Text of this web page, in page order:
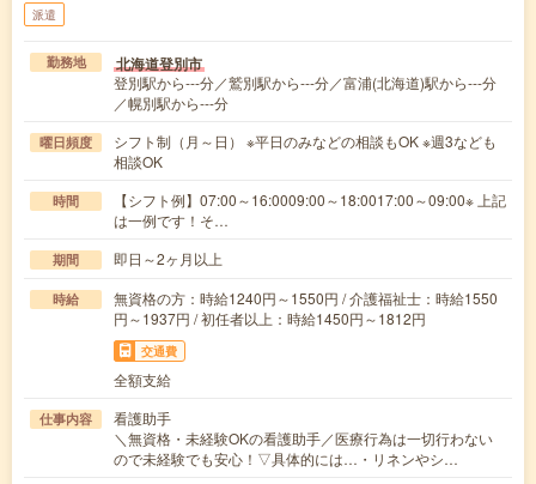
派遣
勤務地 北海道登別市
登別駅から---分／鷲別駅から---分／富浦(北海道)駅から---分
／幌別駅から---分
曜日頻度
シフト制（月～日） ※平日のみなどの相談もOK ※週3なども
相談OK
時間
【シフト例】07:00～16:0009:00～18:0017:00～09:00※ 上記
は一例です！そ…
期間 即日～2ヶ月以上
時給
無資格の方：時給1240円～1550円 / 介護福祉士：時給1550
円～1937円 / 初任者以上：時給1450円～1812円
交通費
全額支給
仕事内容
看護助手
＼無資格・未経験OKの看護助手／医療行為は一切行わない
ので未経験でも安心！▽具体的には…・リネンやシ…